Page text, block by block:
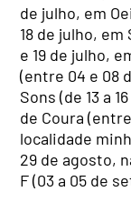
de julho, em
18 de julho,
e 19 de julho,
(entre 04 e 08
Sons (de 13 a
de Coura
localidade
29 de agosto,
F (03 a 05 de